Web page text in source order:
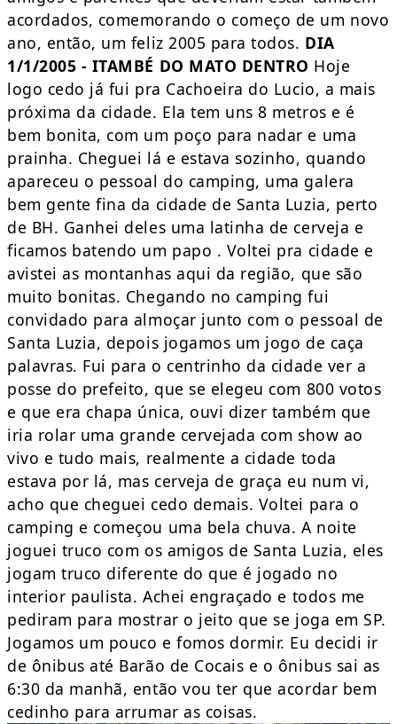
acordados, comemorando o começo de um novo
ano, então, um feliz 2005 para todos. DIA
1/1/2005 - ITAMBÉ DO MATO DENTRO Hoje
logo cedo já fui pra Cachoeira do Lucio, a mais
próxima da cidade. Ela tem uns 8 metros e é
bem bonita, com um poço para nadar e uma
prainha. Cheguei lá e estava sozinho, quando
apareceu o pessoal do camping, uma galera
bem gente fina da cidade de Santa Luzia, perto
de BH. Ganhei deles uma latinha de cerveja e
ficamos batendo um papo . Voltei pra cidade e
avistei as montanhas aqui da região, que são
muito bonitas. Chegando no camping fui
convidado para almoçar junto com o pessoal de
Santa Luzia, depois jogamos um jogo de caça
palavras. Fui para o centrinho da cidade ver a
posse do prefeito, que se elegeu com 800 votos
e que era chapa única, ouvi dizer também que
iria rolar uma grande cervejada com show ao
vivo e tudo mais, realmente a cidade toda
estava por lá, mas cerveja de graça eu num vi,
acho que cheguei cedo demais. Voltei para o
camping e começou uma bela chuva. A noite
joguei truco com os amigos de Santa Luzia, eles
jogam truco diferente do que é jogado no
interior paulista. Achei engraçado e todos me
pediram para mostrar o jeito que se joga em SP.
Jogamos um pouco e fomos dormir. Eu decidi ir
de ônibus até Barão de Cocais e o ônibus sai as
6:30 da manhã, então vou ter que acordar bem
cedinho para arrumar as coisas.